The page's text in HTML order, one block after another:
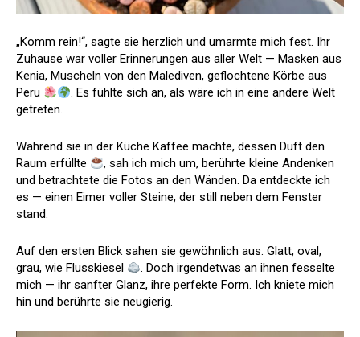
„Komm rein!“, sagte sie herzlich und umarmte mich fest. Ihr
Zuhause war voller Erinnerungen aus aller Welt — Masken aus
Kenia, Muscheln von den Malediven, geflochtene Körbe aus
Peru
. Es fühlte sich an, als wäre ich in eine andere Welt
getreten.
Während sie in der Küche Kaffee machte, dessen Duft den
Raum erfüllte
, sah ich mich um, berührte kleine Andenken
und betrachtete die Fotos an den Wänden. Da entdeckte ich
es — einen Eimer voller Steine, der still neben dem Fenster
stand.
Auf den ersten Blick sahen sie gewöhnlich aus. Glatt, oval,
grau, wie Flusskiesel
. Doch irgendetwas an ihnen fesselte
mich — ihr sanfter Glanz, ihre perfekte Form. Ich kniete mich
hin und berührte sie neugierig.